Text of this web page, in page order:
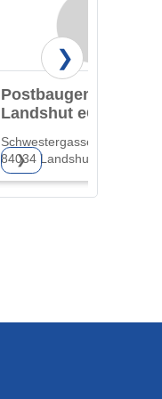
Landshut eG
Schwestergasse 24b
84034 Landshut
❯
❯